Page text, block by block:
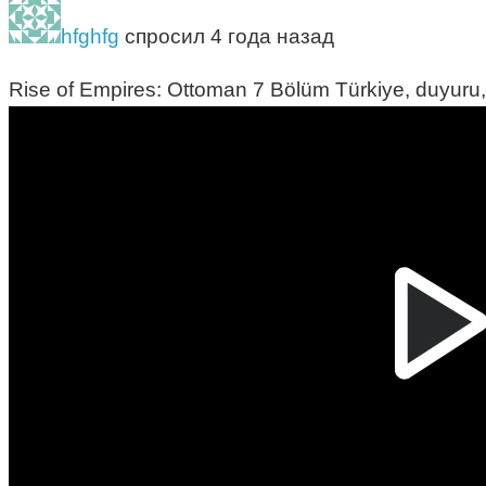
hfghfg спросил 4 года назад
Rise of Empires: Ottoman 7 Bölüm Türkiye,